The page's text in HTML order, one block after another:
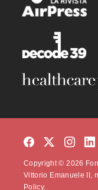
Copyright © 2026
Vittorio Emanuele II,
Policy.